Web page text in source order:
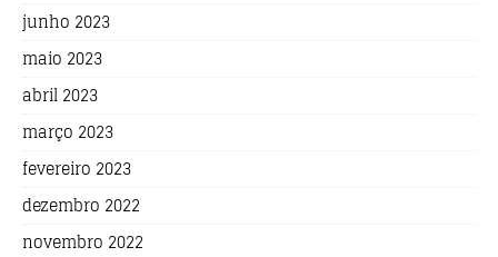
junho 2023
maio 2023
abril 2023
março 2023
fevereiro 2023
dezembro 2022
novembro 2022